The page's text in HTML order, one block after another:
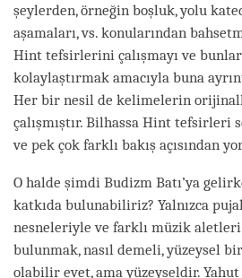
şeylerden, örneğin boşluk, yolu
aşamaları, vs. konularından
Hint tefsirlerini çalışmayı ve
kolaylaştırmak amacıyla buna
Her bir nesil de kelimelerin
çalışmıştır. Bilhassa Hint tefsirleri
ve pek çok farklı bakış açısından
O halde şimdi Budizm Batı’ya
katkıda bulunabiliriz? Yalnızca
nesneleriyle ve farklı müzik
bulunmak, nasıl demeli, yüzeysel
olabilir evet, ama yüzeyseldir.